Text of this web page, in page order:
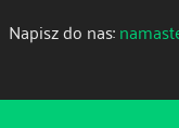
Napisz do nas: